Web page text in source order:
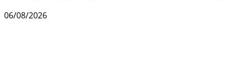
06/08/2026